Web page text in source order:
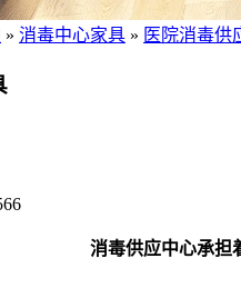
» 消毒中心家具 » 医院消毒供
消毒供应中心承担